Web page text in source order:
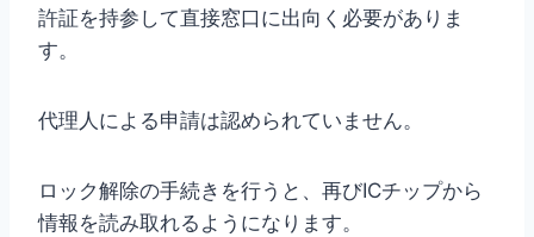
許証を持参して直接窓口に出向く必要がありま
す。
代理人による申請は認められていません。
ロック解除の手続きを行うと、再びICチップから
情報を読み取れるようになります。